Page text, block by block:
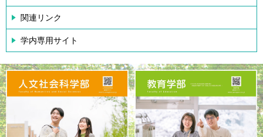
関連リンク
学内専用サイト